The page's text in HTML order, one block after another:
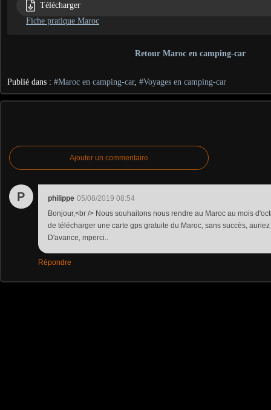
Télécharger
Fiche pratique Maroc
Retour Maroc en camping-car
Publié dans : #Maroc en camping-car, #Voyages en camping-car
Ajouter un commentaire
P philippe 05/08/2019 08:54
Bonjour,<br /> Nous souhaitons nous rendre au Maroc au mois
de télécharger une carte gps gratuite du Maroc, sans succès,
D'avance, mperci..
Répondre